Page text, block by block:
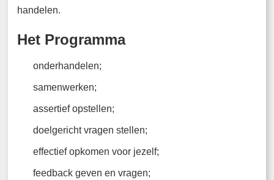
handelen.
Het Programma
onderhandelen;
samenwerken;
assertief opstellen;
doelgericht vragen stellen;
effectief opkomen voor jezelf;
feedback geven en vragen;